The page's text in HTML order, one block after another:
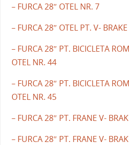
– FURCA 28″ OTEL NR. 7
– FURCA 28″ OTEL PT. V-
– FURCA 28″ PT. BICICLETA
OTEL NR. 44
– FURCA 28″ PT. BICICLETA
OTEL NR. 45
– FURCA 28″ PT. FRANE V-
– FURCA 28″ PT. FRANE V-